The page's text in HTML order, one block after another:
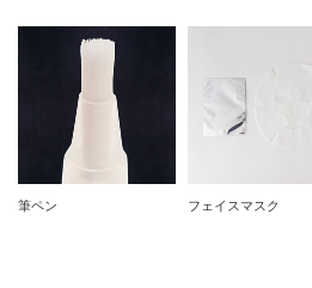
筆ペン フェイスマスク